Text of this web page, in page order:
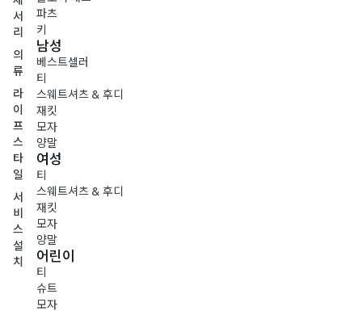
서
리
의
류
라
이
프
스
타
일
서
비
스
설
치
파츠
키
남성
베스트셀러
티
스웨트셔츠 & 후디
재킷
모자
양말
여성
티
스웨트셔츠 & 후디
재킷
모자
양말
어린이
티
슈트
모자